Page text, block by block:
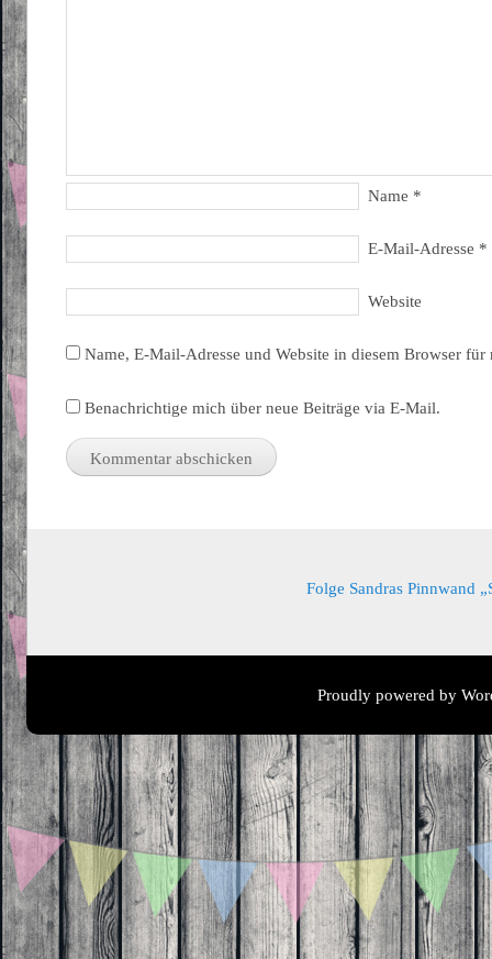
Name *
E-Mail-Adresse *
Website
Name, E-Mail-Adresse und Website in diesem Browser
Benachrichtige mich über neue Beiträge via E-Mail.
Folge Sandras Pinnwand
Proudly powered by